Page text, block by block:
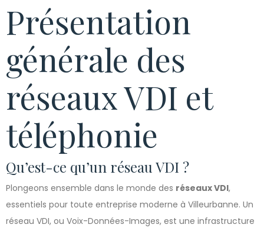
Présentation
générale des
réseaux VDI et
téléphonie
Qu’est-ce qu’un réseau VDI ?
Plongeons ensemble dans le monde des réseaux VDI,
essentiels pour toute entreprise moderne à Villeurbanne. Un
réseau VDI, ou Voix-Données-Images, est une infrastructure